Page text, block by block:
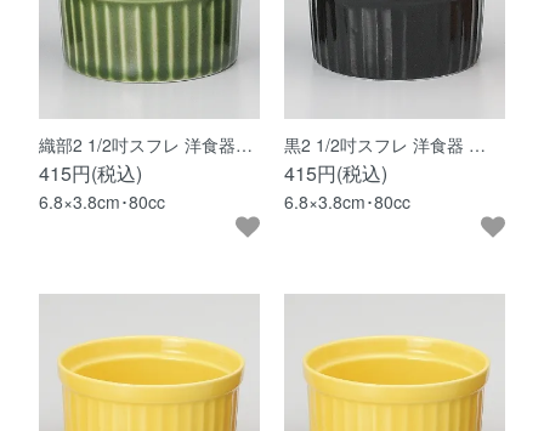
織部2 1/2吋スフレ 洋食器…
415円(税込)
6.8×3.8cm･80cc
黒2 1/2吋スフレ 洋食器 …
415円(税込)
6.8×3.8cm･80cc